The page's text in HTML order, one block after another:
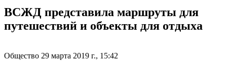
ВСЖД представила маршруты для
путешествий и объекты для отдыха
Общество 29 марта 2019 г., 15:42